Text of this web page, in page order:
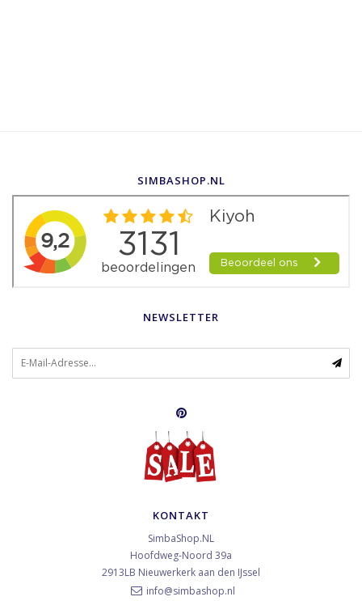
SIMBASHOP.NL
NEWSLETTER
KONTAKT
SimbaShop.NL
Hoofdweg-Noord 39a
2913LB Nieuwerkerk aan den IJssel
info@simbashop.nl